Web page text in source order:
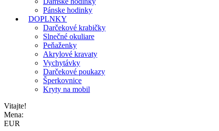
Pánske hodinky
DOPLNKY
Darčekové krabičky
Slnečné okuliare
Peňaženky
Akrylové kravaty
Vychytávky
Darčekové poukazy
Šperkovnice
Kryty na mobil
Vitajte!
Mena:
EUR